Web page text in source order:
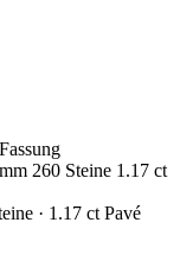
Fassung
260 Steine 1.17 ct
· 1.17 ct Pavé